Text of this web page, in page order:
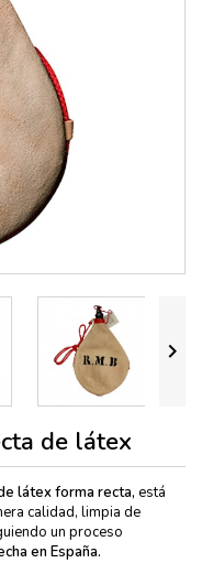

de látex
látex forma recta, está
calidad, limpia de
un proceso
en España.